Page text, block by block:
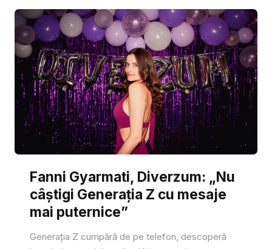
Fanni Gyarmati, Diverzum: „Nu
câștigi Generația Z cu mesaje
mai puternice”
Generația Z cumpără de pe telefon, descoperă